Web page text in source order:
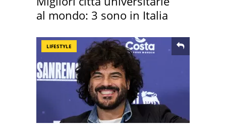
al mondo: 3 sono in Italia
LIFESTYLE